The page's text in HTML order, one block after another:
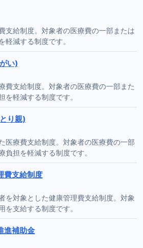
支給制度。対象者の医療費の一部または
軽減する制度です。
い)
費支給制度。対象者の医療費の一部また
を軽減する制度です。
り親)
医療費支給制度。対象者の医療費の一部
負担を軽減する制度です。
費支給制度
を対象とした健康管理費支給制度。対象
を支給する制度です。
進補助金